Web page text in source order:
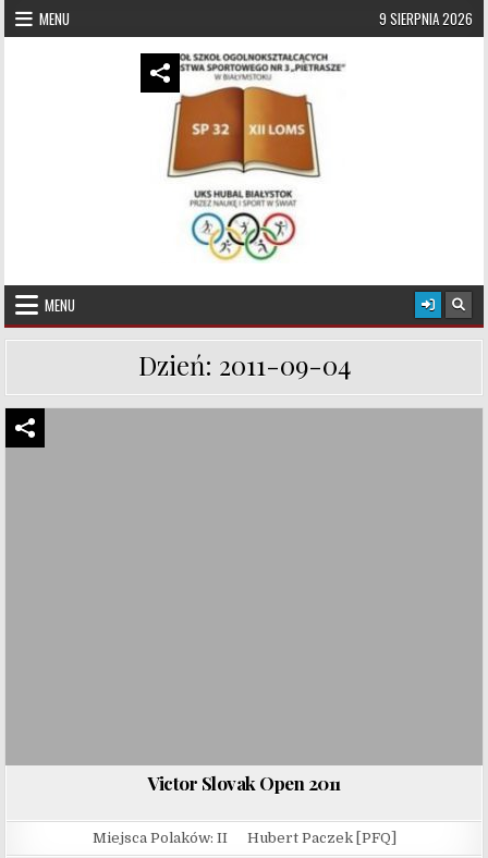
Skip to content
MENU 9 SIERPNIA 2026
UKS Hubal Białystok
MENU
Dzień: 2011-09-04
Victor Slovak Open 2011
Miejsca Polaków: II Hubert Paczek [PFQ]